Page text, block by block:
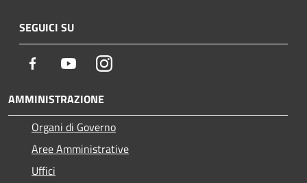
SEGUICI SU
Facebook YoutubeInstagram
AMMINISTRAZIONE
Organi di Governo
Aree Amministrative
Uffici